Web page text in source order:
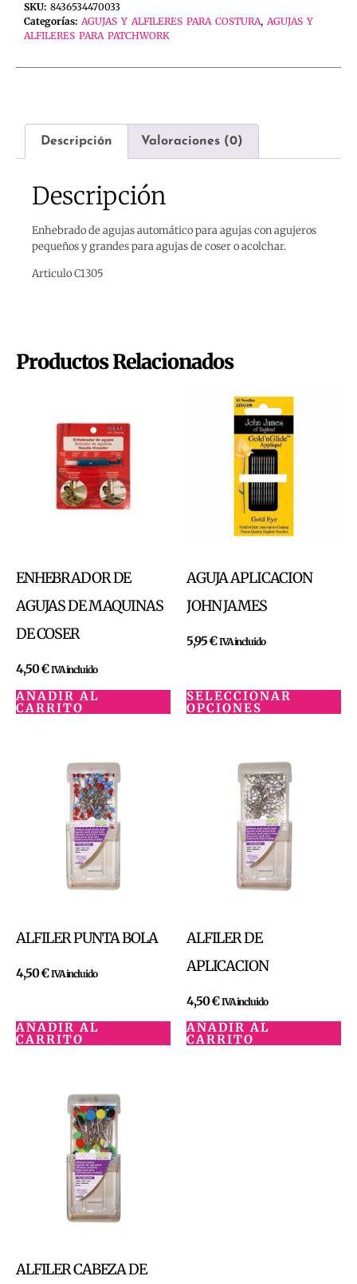
SKU: 8436534470033
Categorías: AGUJAS Y ALFILERES PARA COSTURA, AGUJAS Y
ALFILERES PARA PATCHWORK
Descripción Valoraciones (0)
Descripción
Enhebrado de agujas automático para agujas con agujeros
pequeños y grandes para agujas de coser o acolchar.
Articulo C1305
Productos Relacionados
ENHEBRADOR DE
AGUJAS DE MAQUINAS
DE COSER
4,50€IVA incluido
AÑADIR AL
CARRITO
AGUJA APLICACION
JOHN JAMES
5,95€IVA incluido
SELECCIONAR
OPCIONES
ALFILER PUNTA BOLA
4,50€IVA incluido
AÑADIR AL
CARRITO
ALFILER DE
APLICACION
4,50€IVA incluido
AÑADIR AL
CARRITO
ALFILER CABEZA DE